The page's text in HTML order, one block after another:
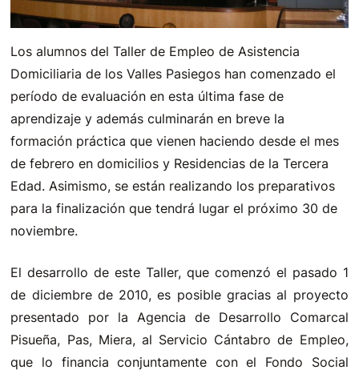
Los alumnos del Taller de Empleo de Asistencia
Domiciliaria de los Valles Pasiegos han comenzado el
período de evaluación en esta última fase de
aprendizaje y además culminarán en breve la
formación práctica que vienen haciendo desde el mes
de febrero en domicilios y Residencias de la Tercera
Edad. Asimismo, se están realizando los preparativos
para la finalización que tendrá lugar el próximo 30 de
noviembre.
El desarrollo de este Taller, que comenzó el pasado 1
de diciembre de 2010, es posible gracias al proyecto
presentado por la Agencia de Desarrollo Comarcal
Pisueña, Pas, Miera, al Servicio Cántabro de Empleo,
que lo financia conjuntamente con el Fondo Social